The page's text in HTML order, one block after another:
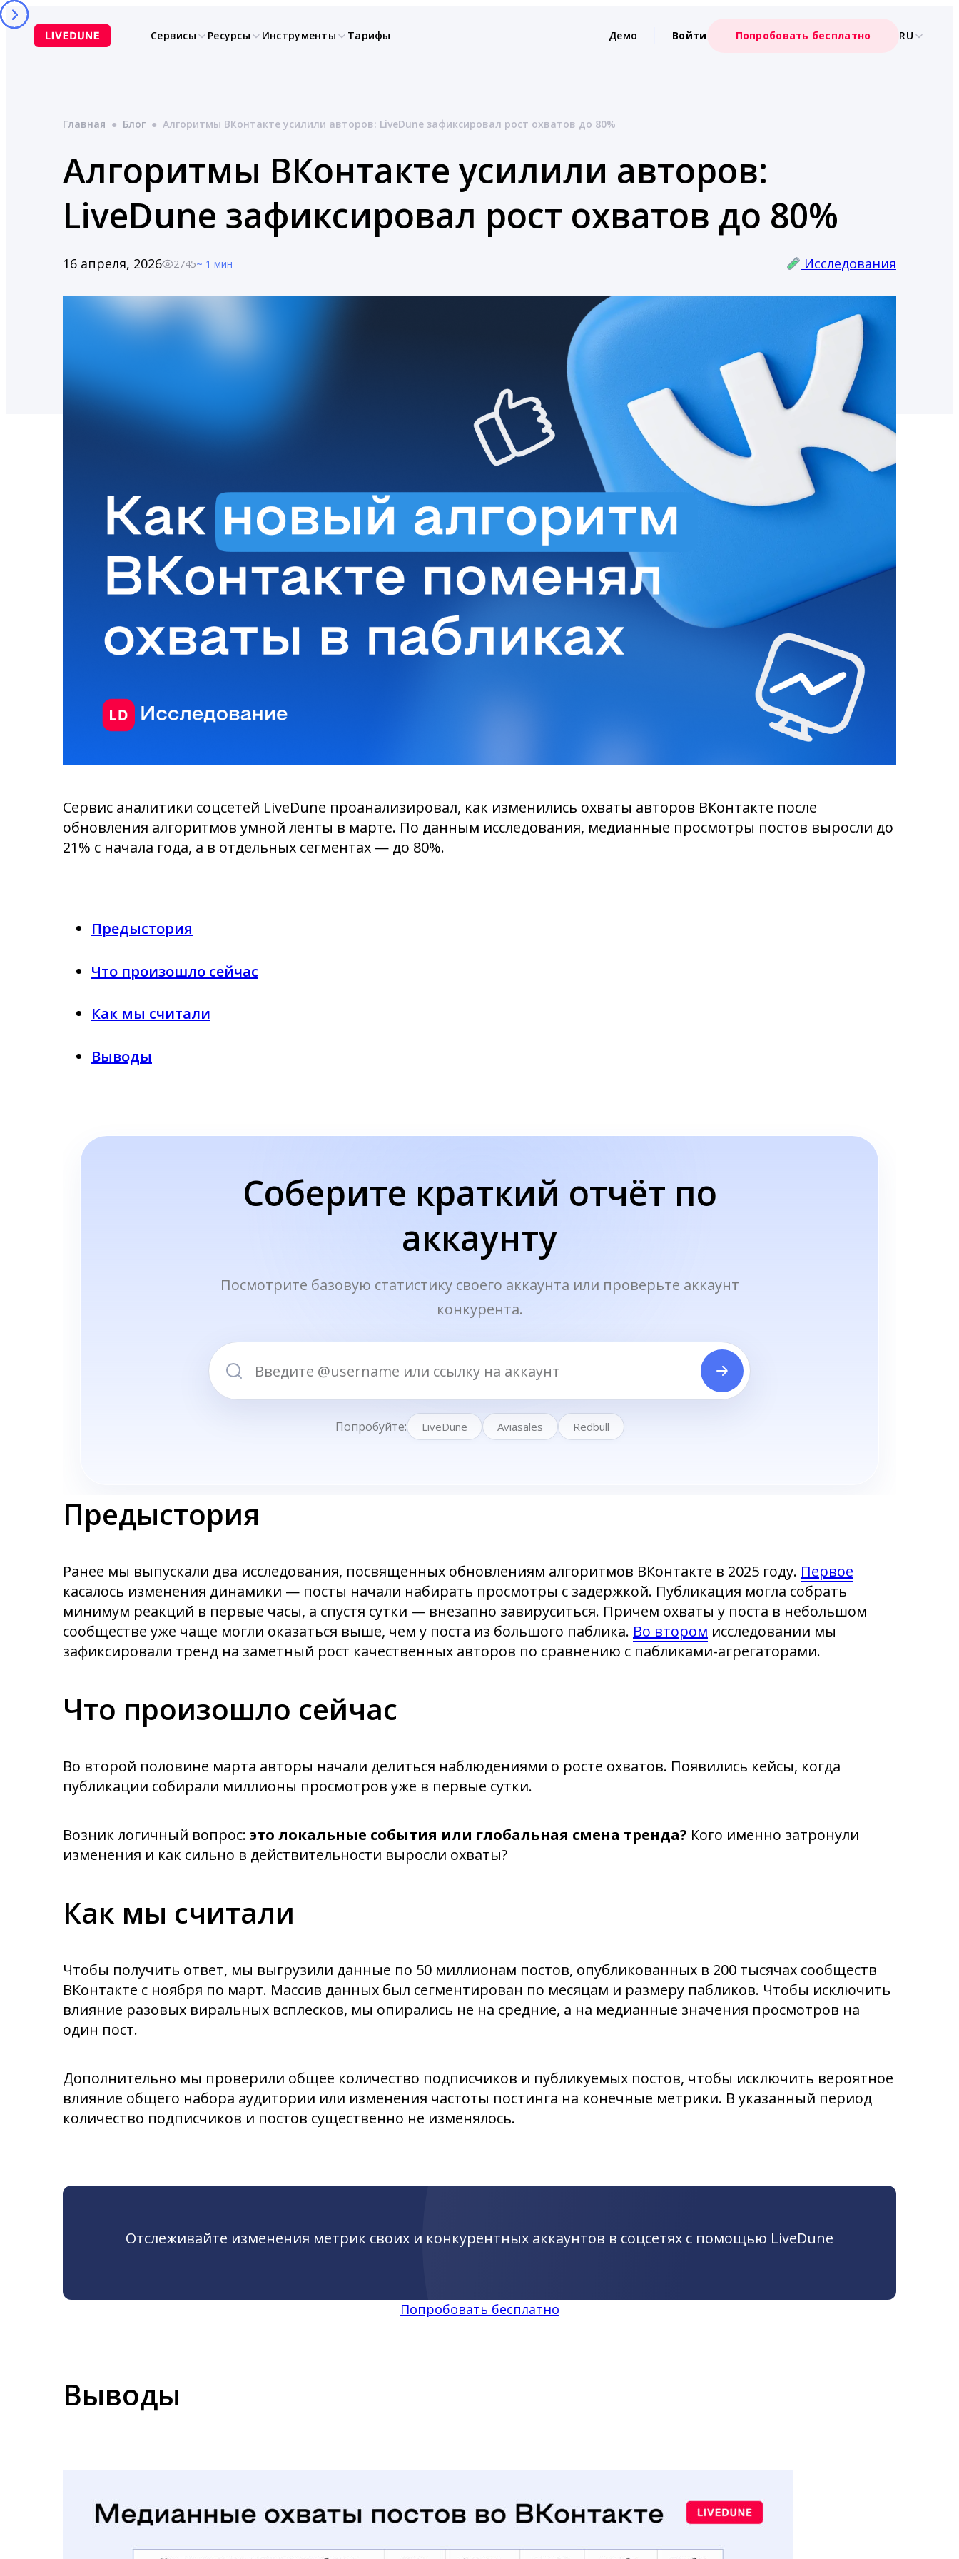
Перейти
к
содержимому
Сервисы Ресурсы Инструменты Тарифы Демо Войти Попробовать бесплатно RU
Главная ● Блог ● Алгоритмы ВКонтакте усилили авторов: LiveDune зафиксировал рост охватов до 80%
Алгоритмы ВКонтакте усилили авторов:
LiveDune зафиксировал рост охватов до 80%
16 апреля, 2026 2745~ 1 мин Исследования
Сервис аналитики соцсетей LiveDune проанализировал, как изменились охваты авторов ВКонтакте после
обновления алгоритмов умной ленты в марте. По данным исследования, медианные просмотры постов выросли до
21% с начала года, а в отдельных сегментах — до 80%.
Предыстория
Что произошло сейчас
Как мы считали
Выводы
Предыстория
Ранее мы выпускали два исследования, посвященных обновлениям алгоритмов ВКонтакте в 2025 году. Первое
касалось изменения динамики — посты начали набирать просмотры с задержкой. Публикация могла собрать
минимум реакций в первые часы, а спустя сутки — внезапно завируситься. Причем охваты у поста в небольшом
сообществе уже чаще могли оказаться выше, чем у поста из большого паблика. Во втором исследовании мы
зафиксировали тренд на заметный рост качественных авторов по сравнению с пабликами-агрегаторами.
Что произошло сейчас
Во второй половине марта авторы начали делиться наблюдениями о росте охватов. Появились кейсы, когда
публикации собирали миллионы просмотров уже в первые сутки.
Возник логичный вопрос: это локальные события или глобальная смена тренда? Кого именно затронули
изменения и как сильно в действительности выросли охваты?
Как мы считали
Чтобы получить ответ, мы выгрузили данные по 50 миллионам постов, опубликованных в 200 тысячах сообществ
ВКонтакте с ноября по март. Массив данных был сегментирован по месяцам и размеру пабликов. Чтобы исключить
влияние разовых виральных всплесков, мы опирались не на средние, а на медианные значения просмотров на
один пост.
Дополнительно мы проверили общее количество подписчиков и публикуемых постов, чтобы исключить вероятное
влияние общего набора аудитории или изменения частоты постинга на конечные метрики. В указанный период
количество подписчиков и постов существенно не изменялось.
Отслеживайте изменения метрик своих и конкурентных аккаунтов в соцсетях с помощью LiveDune
Попробовать бесплатно
Выводы